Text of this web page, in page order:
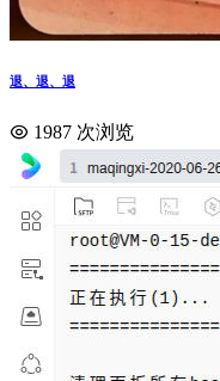
退、退、退
1987 次浏览